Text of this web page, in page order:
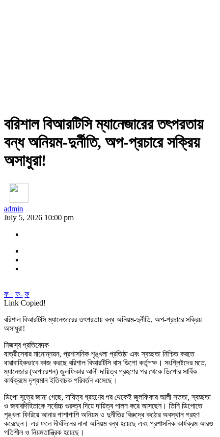
বরিশাল বিআরটিসি ম্যানেজারের তৎপরতায়
বন্ধ অনিয়ম-দুর্নীতি, অপ-প্রচারে সক্রিয়
অসাধুরা!
admin
July 5, 2026 10:00 pm
ফ+ ফ- ফ
Link Copied!
বরিশাল বিআরটিসি ম্যানেজারের তৎপরতায় বন্ধ অনিয়ম-দুর্নীতি, অপ-প্রচারে সক্রিয়
অসাধুরা!
নিজস্ব প্রতিবেদক
যাত্রীসেবার মানোন্নয়ন, প্রশাসনিক শৃঙ্খলা প্রতিষ্ঠা এবং স্বচ্ছতা নিশ্চিত করতে
ধারাবাহিকভাবে কাজ করছে বরিশাল বিআরটিসি বাস ডিপো কর্তৃপক্ষ। সংশ্লিষ্টদের মতে,
ম্যানেজার (অপারেশন) জুলফিকার আলী দায়িত্ব গ্রহণের পর থেকে ডিপোর সার্বিক
কার্যক্রমে দৃশ্যমান ইতিবাচক পরিবর্তন এসেছে।
ডিপো সূত্রে জানা গেছে, দায়িত্ব গ্রহণের পর থেকেই জুলফিকার আলী সততা, স্বচ্ছতা
ও জবাবদিহিতাকে সর্বোচ্চ গুরুত্ব দিয়ে দায়িত্ব পালন করে আসছেন। তিনি ডিপোতে
শৃঙ্খলা ফিরিয়ে আনার পাশাপাশি অনিয়ম ও দুর্নীতির বিরুদ্ধে কঠোর অবস্থান গ্রহণ
করেছেন। এর ফলে দীর্ঘদিনের নানা অনিয়ম বন্ধ হয়েছে এবং প্রশাসনিক কার্যক্রম আরও
গতিশীল ও নিয়মতান্ত্রিক হয়েছে।